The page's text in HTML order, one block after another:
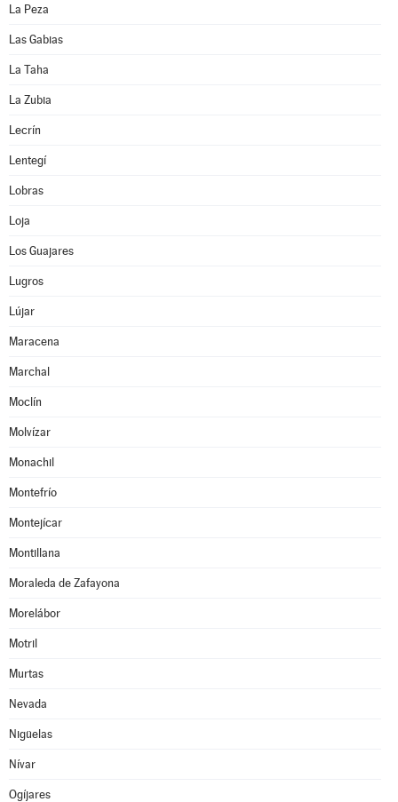
La Peza
Las Gabias
La Taha
La Zubia
Lecrín
Lentegí
Lobras
Loja
Los Guajares
Lugros
Lújar
Maracena
Marchal
Moclín
Molvízar
Monachil
Montefrío
Montejícar
Montillana
Moraleda de Zafayona
Morelábor
Motril
Murtas
Nevada
Nigüelas
Nívar
Ogíjares